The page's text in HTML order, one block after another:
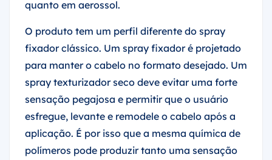
quanto em aerossol.
O produto tem um perfil diferente do spray
fixador clássico. Um spray fixador é projetado
para manter o cabelo no formato desejado. Um
spray texturizador seco deve evitar uma forte
sensação pegajosa e permitir que o usuário
esfregue, levante e remodele o cabelo após a
aplicação. É por isso que a mesma química de
polímeros pode produzir tanto uma sensação